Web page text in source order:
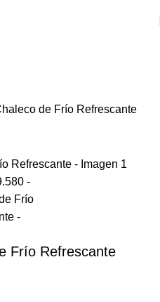
de Frío Refrescante
Frío Refrescante